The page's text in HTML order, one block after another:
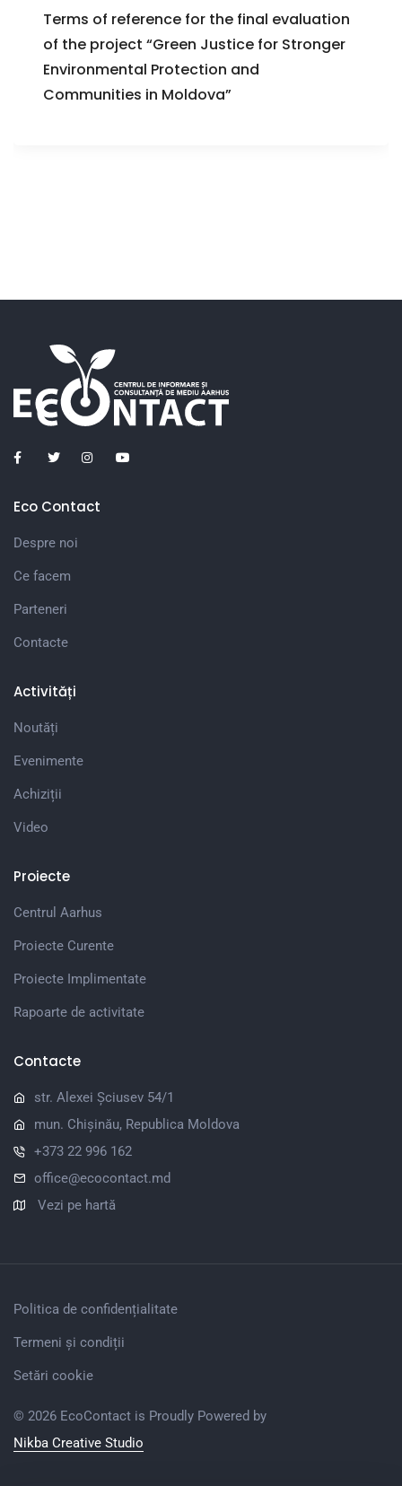
Terms of reference for the final evaluation
of the project “Green Justice for Stronger
Environmental Protection and
Communities in Moldova”
Eco Contact
Despre noi
Ce facem
Parteneri
Contacte
Activități
Noutăți
Evenimente
Achiziții
Video
Proiecte
Centrul Aarhus
Proiecte Curente
Proiecte Implimentate
Rapoarte de activitate
Contacte
str. Alexei Șciusev 54/1
mun. Chișinău, Republica Moldova
+373 22 996 162
office@ecocontact.md
Vezi pe hartă
Politica de confidențialitate
Termeni și condiții
Setări cookie
© 2026 EcoContact is Proudly Powered by
Nikba Creative Studio